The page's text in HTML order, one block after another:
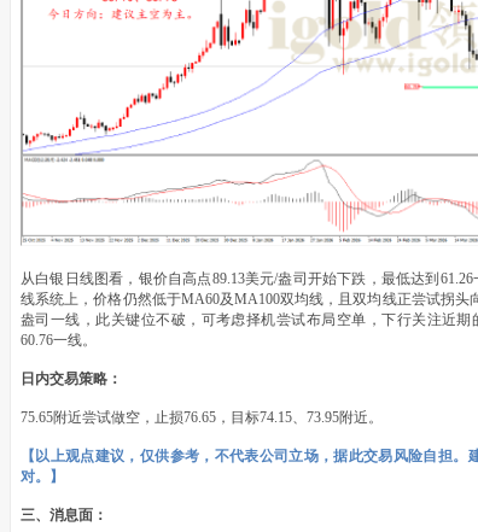
从白银日线图看，银价自高点89.13美元/盎司开始下跌，最低达到
线系统上，价格仍然低于MA60及MA100双均线，且双均线正尝试拐
盎司一线，此关键位不破，可考虑择机尝试布局空单，下行关注近
60.76一线。
日内交易策略：
75.65附近尝试做空，止损76.65，目标74.15、73.95附近。
【以上观点建议，仅供参考，不代表公司立场，据此交易风险自担
对。】
三、消息面：